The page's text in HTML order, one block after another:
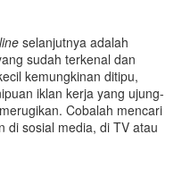
selanjutnya adalah
sudah terkenal dan
kemungkinan ditipu,
iklan kerja yang ujung-
Cobalah mencari
di sosial media, di TV atau